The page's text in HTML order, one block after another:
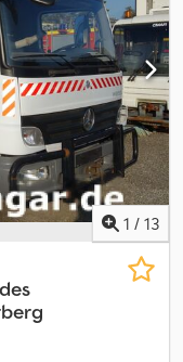
gépek, pótkocsik és
Bosch Rexroth
motor 18 500
változatok, B
modellek,
1 / 13